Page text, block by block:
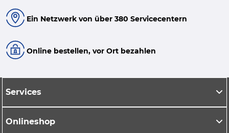
Ein Netzwerk von über 380 Servicecentern
Online bestellen, vor Ort bezahlen
Services
Onlineshop